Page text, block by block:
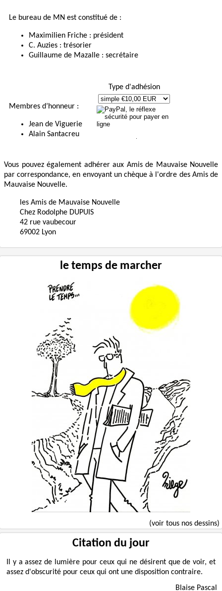
Le bureau de MN est constitué de :
Maximilien Friche : président
C. Auzies : trésorier
Guillaume de Mazalle : secrétaire
Membres d’honneur :
Jean de Viguerie
Alain Santacreu
Type d'adhésion
Vous pouvez également adhérer aux Amis de Mauvaise Nouvelle
par correspondance, en envoyant un chèque à l'ordre des Amis de
Mauvaise Nouvelle.
les Amis de Mauvaise Nouvelle
Chez Rodolphe DUPUIS
42 rue vaubecour
69002 Lyon
le temps de marcher
(voir tous nos dessins)
Citation du jour
Il y a assez de lumière pour ceux qui ne désirent que de voir, et
assez d'obscurité pour ceux qui ont une disposition contraire.
Blaise Pascal